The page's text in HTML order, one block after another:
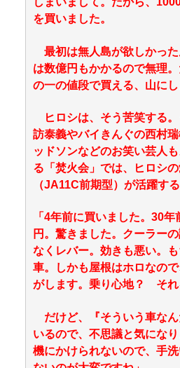
を買いました。
最初は無人島が欲しかっ
は数億円もかかるので無理
の一の値段で買える、山にし
ヒロシは、そう苦笑する
訪泰義やバイきんぐの西村
ッドソンなどのお笑い芸人
る「焚火会」では、ヒロシ
（JA11C前期型）が活躍する
「4年前に買いました。30
円。驚きました。クーラー
なくレバー。効きも悪い。
車。しかも屋根はホロなの
がします。乗り心地？ それ
だけど、『そういう車な
いるので、不思議と気にな
機にかけられないので、手